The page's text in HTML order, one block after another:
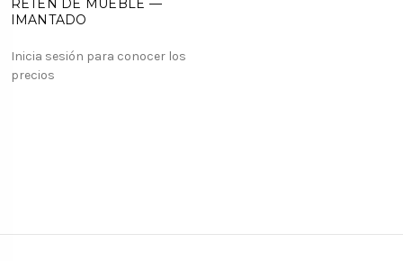
RETEN DE MUEBLE —
IMANTADO
Inicia sesión para conocer los
precios